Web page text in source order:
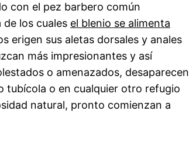
con el pez barbero común
de los cuales el blenio se alimenta
erigen sus aletas dorsales y anales
más impresionantes y así
o amenazados, desaparecen
tubícola o en cualquier otro refugio
natural, pronto comienzan a